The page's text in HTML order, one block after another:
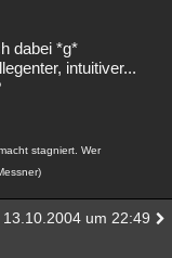
dabei *g*
intuitiver...
stagniert. Wer
13.10.2004 um 22:49